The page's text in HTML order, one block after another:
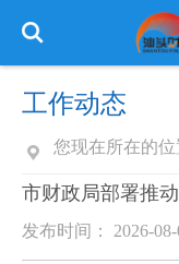
工作动态
您现在所在的位
市财政局部署推
发布时间： 2026-